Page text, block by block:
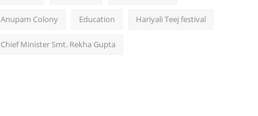
Anupam Colony Education Hariyali Teej festival
Chief Minister Smt. Rekha Gupta